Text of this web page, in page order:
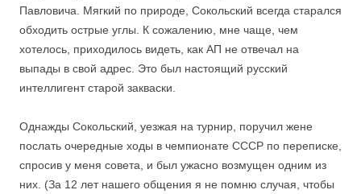
Павловича. Мягкий по природе, Сокольский всегда старался
обходить острые углы. К сожалению, мне чаще, чем
хотелось, приходилось видеть, как АП не отвечал на
выпады в свой адрес. Это был настоящий русский
интеллигент старой закваски.
Однажды Сокольский, уезжая на турнир, поручил жене
послать очередные ходы в чемпионате СССР по переписке,
спросив у меня совета, и был ужасно возмущен одним из
них. (За 12 лет нашего общения я не помню случая, чтобы